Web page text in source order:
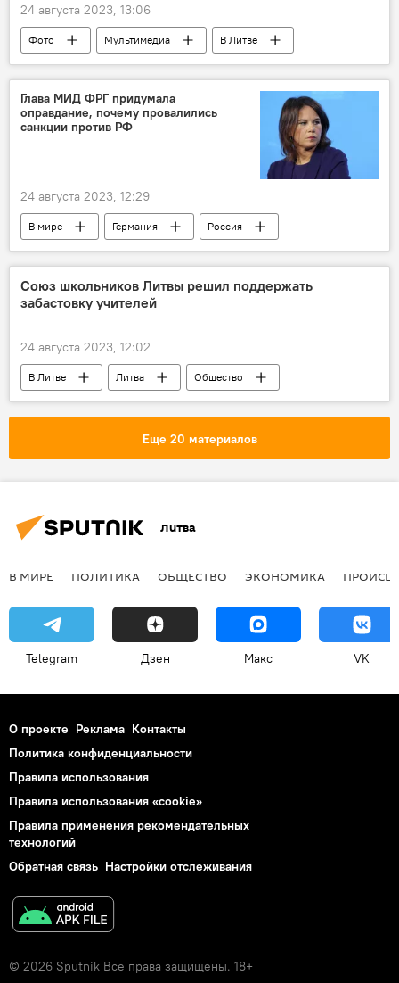
24 августа 2023, 13:06
Фото Мультимедиа
В Литве
Литва
Паневежис
Глава МИД ФРГ придумала
оправдание, почему провалились
санкции против РФ
24 августа 2023, 12:29
В мире Германия
Россия
санкции
Санкции против России на фоне ситуации на Украине
Анналена Бербок
Cоюз школьников Литвы решил поддержать
забастовку учителей
24 августа 2023, 12:02
В Литве Литва
Общество
забастовка
учителя
Еще 20 материалов
Литва
В МИРЕ ПОЛИТИКА ОБЩЕСТВО ЭКОНОМИКА
Telegram Дзен Макс VK
О проекте Реклама Контакты
Политика конфиденциальности
Правила использования
Правила использования «cookie»
Правила применения рекомендательных
технологий
Обратная связь Настройки отслеживания
© 2026 Sputnik Все права защищены. 18+